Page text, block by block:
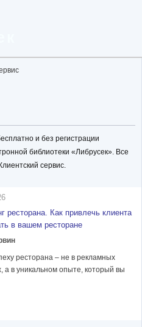
и без регистрации
библиотеки «Либрусек». Все
сервис.
ресторана. Как привлечь клиента
в вашем ресторане
ресторана – не в рекламных
а в уникальном опыте, который вы